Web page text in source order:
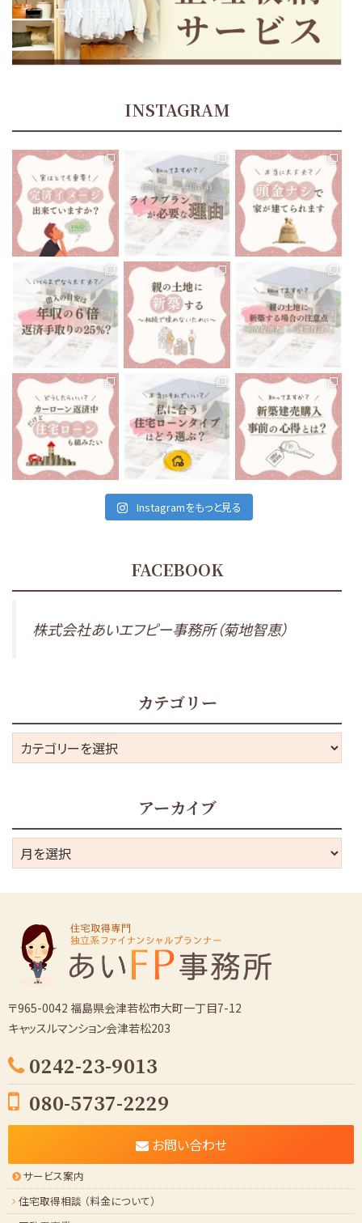
INSTAGRAM
tomoe_kikuchi_lifeplan
住宅ローン返済中、70歳
あたりでお金が足りなく
なることに、気づくことに
なったら…...
12月 13
tomoe_kikuchi_lifeplan
今までにない大きな買い
物になるマイホーム🏘
...
tomoe_kikuchi_lifeplan
“頭金ナシで家が建てられ
ます”と聞いたりしますよ
ね🤔
...
12月 8
tomoe_kikuchi_lifeplan
いくらまでなら住宅ローン
を組んでも大丈夫です...
12月 6
tomoe_kikuchi_lifeplan
前回は親の土地に新築す
る場合の注意点で、
12月 3
tomoe_kikuchi_lifeplan
親御さんが所有している
土地に家を建てる...
12月 1
tomoe_kikuchi_lifeplan
私たちが住んでいる、会津
若松市は
車がないと生活出来ない
と言っても...
11月 29
tomoe_kikuchi_lifeplan
住宅ローンは当然です
が、家を建てる時に組む
もの...
11月 26
tomoe_kikuchi_lifeplan
最近の会津地域、建売住
宅がとても多いなと感じ
ます。...
11月 24
Instagramをもっと見る
FACEBOOK
株式会社あいエフピー事務所（菊地智恵）
カテゴリー
カ
テ
ー
アーカイブ
ー
カ
〒965-0042 福島県会津若松市大町一丁目7-12
キャッスルマンション会津若松203
0242-23-9013
080-5737-2229
お問い合わせ
サービス案内
住宅取得相談 （料金について）